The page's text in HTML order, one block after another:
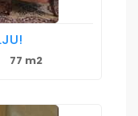
77 m2